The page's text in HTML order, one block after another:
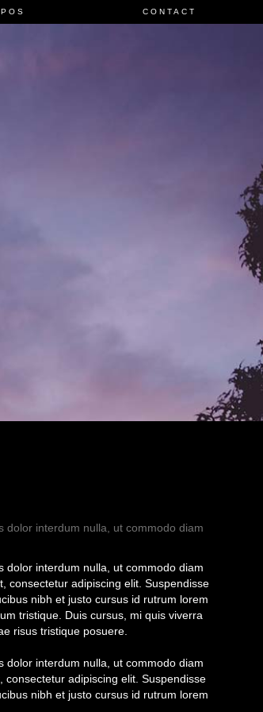
CONTACT
dolor interdum nulla, ut commodo diam
dolor interdum nulla, ut commodo diam
consectetur adipiscing elit. Suspendisse
nibh et justo cursus id rutrum lorem
tristique. Duis cursus, mi quis viverra
risus tristique posuere.
dolor interdum nulla, ut commodo diam
adipiscing elit. Suspendisse
nibh et justo cursus id rutrum lorem